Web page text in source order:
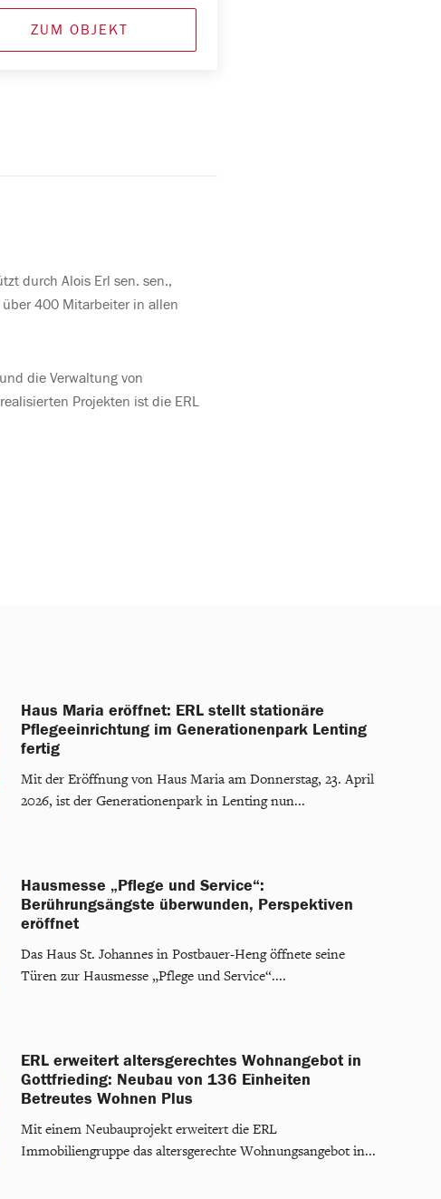
ZUM OBJEKT
durch Alois Erl sen. sen.,
400 Mitarbeiter in allen
die Verwaltung von
Projekten ist die ERL
Haus Maria eröffnet: ERL stellt stationäre
Pflegeeinrichtung im Generationenpark Lenting
fertig
Mit der Eröffnung von Haus Maria am Donnerstag, 23. April
2026, ist der Generationenpark in Lenting nun...
Hausmesse „Pflege und Service“:
Berührungsängste überwunden, Perspektiven
eröffnet
Das Haus St. Johannes in Postbauer-Heng öffnete seine
Türen zur Hausmesse „Pflege und Service“....
ERL erweitert altersgerechtes Wohnangebot in
Gottfrieding: Neubau von 136 Einheiten
Betreutes Wohnen Plus
Mit einem Neubauprojekt erweitert die ERL
Immobiliengruppe das altersgerechte Wohnungsangebot in...